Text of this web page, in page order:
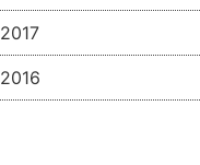
2017
2016